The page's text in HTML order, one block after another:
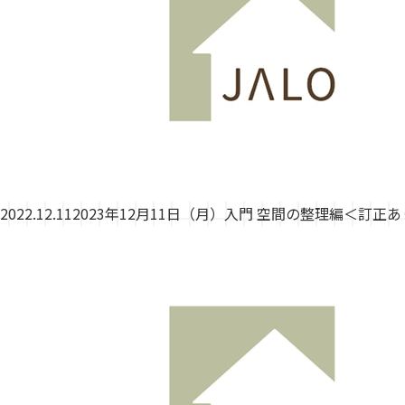
2022.12.112023年12月11日（月）入門 空間の整理編＜訂正